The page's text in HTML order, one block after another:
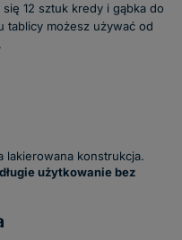
12 sztuk kredy i gąbka do
tablicy możesz używać od
lakierowana konstrukcja.
użytkowanie bez